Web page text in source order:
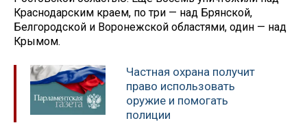
Краснодарским краем, по три — над Брянской,
Белгородской и Воронежской областями, один — над
Крымом.
Частная охрана получит
право использовать
оружие и помогать
полиции